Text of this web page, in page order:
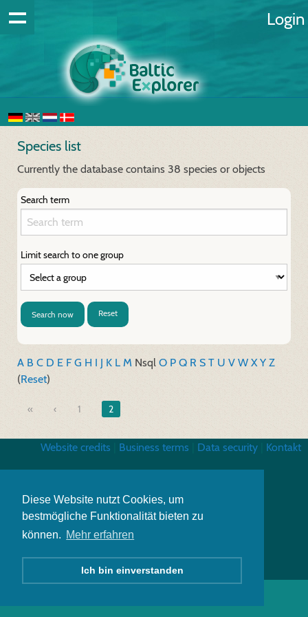
Diese Website nutzt Cookies, um
bestmögliche Funktionalität bieten zu
können. Mehr erfahren
Ich bin einverstanden
Login
Species list
Currently the database contains 38 species or objects
Search term
Limit search to one group
Search now Reset
A B C D E FG H I J K L M Nsql O P Q R S T U V W XY Z
(Reset)
« 1 2
Website credits Business terms Data security Kontakt